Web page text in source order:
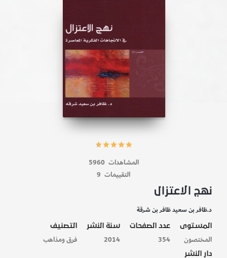
المشاهدات 5960
التقييمات 9
نهج الاعتزال
د.ظافر بن سعيد ظافر بن شرقة
المستوى
المختصون
عدد الصفحات
354
سنة النشر
2014
التصنيف
فرق ومذاهب
دار النشر